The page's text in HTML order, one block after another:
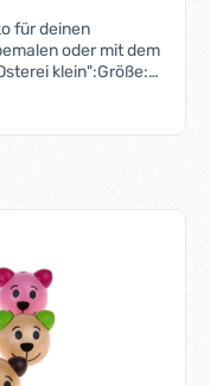
für deinen
oder mit dem
klein":Größe:
sind nicht im
Band findest